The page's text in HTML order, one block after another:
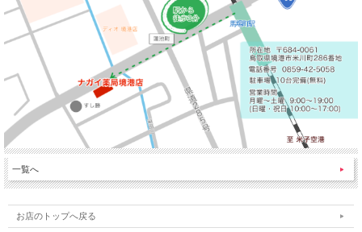
一覧へ
お店のトップへ戻る